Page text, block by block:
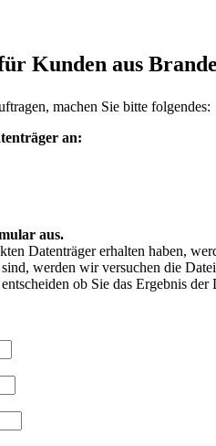
Kunden aus
machen Sie bitte folgendes:
an:
aus.
Datenträger erhalten haben,
werden wir versuchen die
ob Sie das Ergebnis